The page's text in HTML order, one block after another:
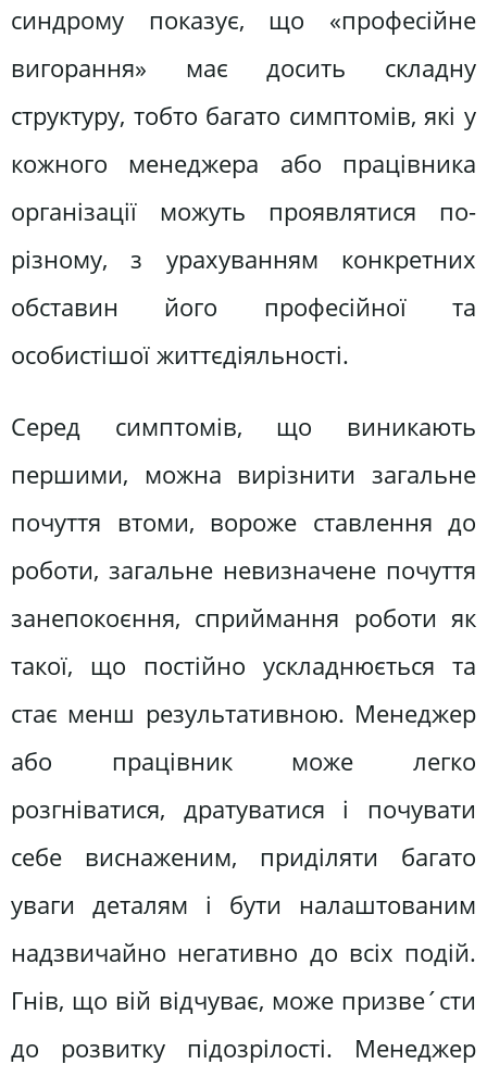
синдрому показує, що «професійне
вигорання» має досить складну
структуру, тобто багато симптомів, які у
кожного менеджера або працівника
організації можуть проявлятися по-
різному, з урахуванням конкретних
обставин його професійної та
особистішої життєдіяльності.
Серед симптомів, що виникають
першими, можна вирізнити загальне
почуття втоми, вороже ставлення до
роботи, загальне невизначене почуття
занепокоєння, сприймання роботи як
такої, що постійно ускладнюється та
стає менш результативною. Менеджер
або працівник може легко
розгніватися, дратуватися і почувати
себе виснаженим, приділяти багато
уваги деталям і бути налаштованим
надзвичайно негативно до всіх подій.
Гнів, що вій відчуває, може призве´сти
до розвитку підозрілості. Менеджер